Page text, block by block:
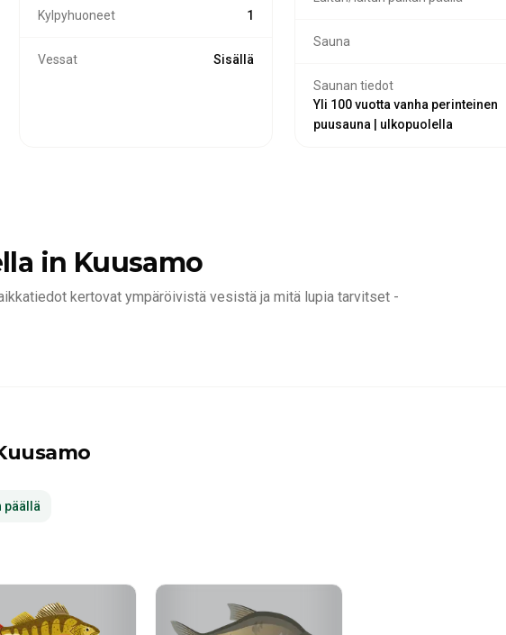
Kylpyhuoneet 1
Vessat Sisällä
Sauna
Saunan tiedot
Yli 100 vuotta vanha perinteinen
puusauna | ulkopuolella
in Kuusamo
kertovat ympäröivistä vesistä ja mitä lupia tarvitset -
päällä